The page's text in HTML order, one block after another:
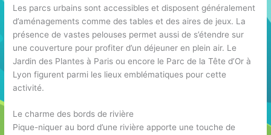
Les parcs urbains sont accessibles et disposent généralement
d’aménagements comme des tables et des aires de jeux. La
présence de vastes pelouses permet aussi de s’étendre sur
une couverture pour profiter d’un déjeuner en plein air. Le
Jardin des Plantes à Paris ou encore le Parc de la Tête d’Or à
Lyon figurent parmi les lieux emblématiques pour cette
activité.
Le charme des bords de rivière
Pique-niquer au bord d’une rivière apporte une touche de